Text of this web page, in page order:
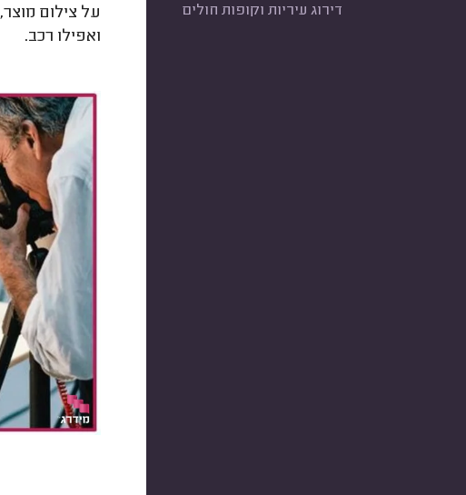
דירוג עיריות וקופות חולים
על צילום
ואפילו רכב.